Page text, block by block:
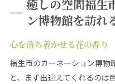
癒しの空間福生
ン博物館を訪れ
心を落ち着かせる花の香り
福生市のカーネーション博物
と、まず出迎えてくれるのは